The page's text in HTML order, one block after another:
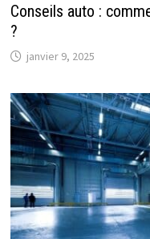
Conseils auto :
?
janvier 9, 2025